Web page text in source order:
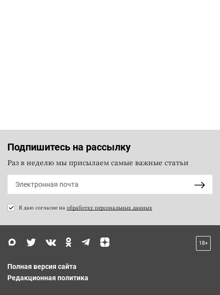
Подпишитесь на рассылку
Раз в неделю мы присылаем самые важные статьи
Я даю согласие на обработку персональных данных
18+
Полная версия сайта
Редакционная политика